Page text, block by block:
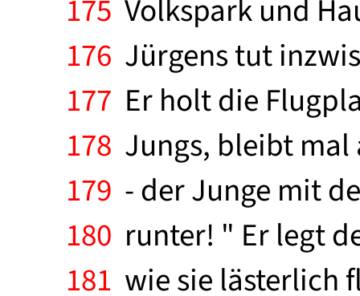
175 Volkspark und
176 Jürgens tut
177 Er holt die
178 Jungs, bleibt mal
179 - der Junge mit
180 runter! " Er legt
181 wie sie lästerlich